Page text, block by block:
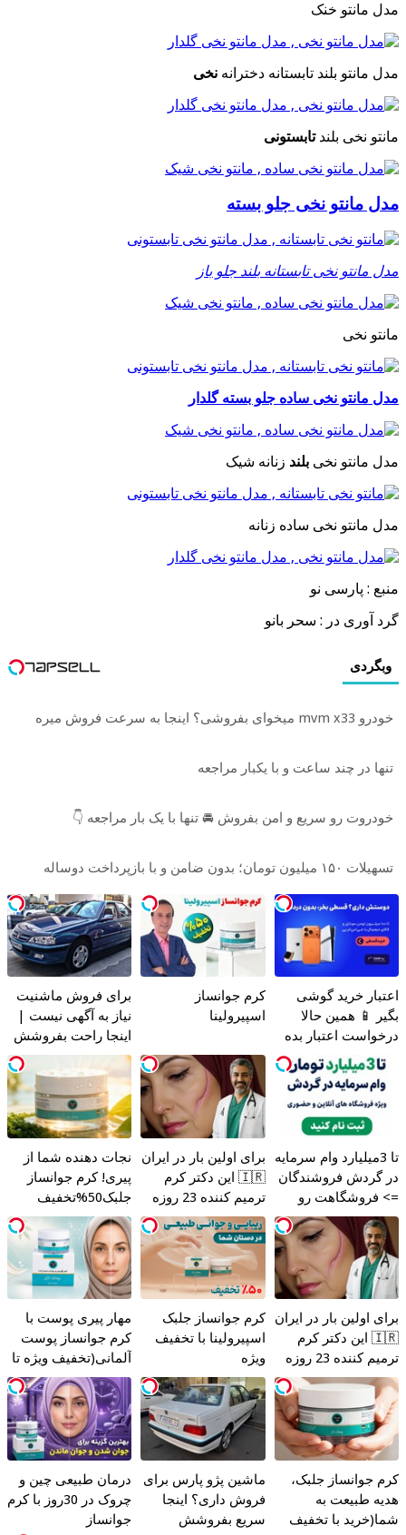
مدل مانتو خنک
مدل مانتو بلند تابستانه دخترانه نخی
مانتو نخی بلندتابستونی
مدل مانتو نخی جلو بسته
مدل مانتو نخی تابستانه بلند جلو باز
مانتو نخی
مدل مانتو نخی ساده جلو بسته گلدار
مدل مانتو نخی بلند زنانه شیک
مدل مانتو نخی ساده زنانه
منبع : پارسی نو
گرد آوری در : سحر بانو
وبگردی
خودرو mvm x33 میخوای بفروشی؟ اینجا به سرعت فروش میره
تنها در چند ساعت و با یکبار مراجعه
خودروت رو سریع و امن بفروش 🚘 تنها با یک بار مراجعه 👇
تسهیلات ۱۵۰ میلیون تومان؛ بدون ضامن و با بازپرداخت دوساله
اعتبار خرید گوشی
بگیر 📱 همین حالا
درخواست اعتبار بده
🎯
کرم جوانساز
اسپیرولینا
برای فروش ماشنیت
نیاز به آگهی نیست |
اینجا راحت بفروشش
تا 3میلیارد وام سرمایه
در گردش فروشندگان
=> فروشگاهت رو
ثبت کن
برای اولین بار در ایران
🇮🇷 این دکتر کرم
ترمیم کننده 23 روزه
ساخت!
نجات دهنده شما از
پیری! کرم جوانساز
جلبک50%تخفیف
برای اولین بار در ایران
🇮🇷 این دکتر کرم
ترمیم کننده 23 روزه
ساخت!
کرم جوانساز جلبک
اسپیرولینا با تخفیف
ویژه
مهار پیری پوست با
کرم جوانساز پوست
آلمانی(تخفیف ویژه تا
امشب)
کرم جوانساز جلبک،
هدیه طبیعت به
شما(خرید با تخفیف
ماشین پژو پارس برای
فروش داری؟ اینجا
سریع بفروشش
درمان طبیعی چین و
چروک در 30روز با کرم
جوانساز